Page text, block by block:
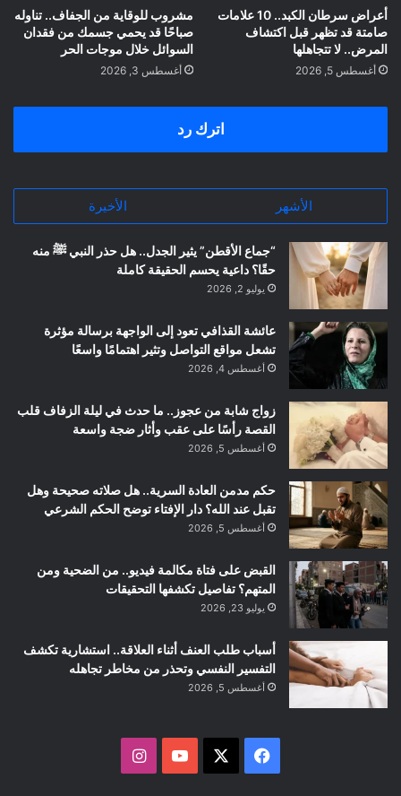
أعراض سرطان الكبد.. 10 علامات
صامتة قد تظهر قبل اكتشاف
المرض.. لا تتجاهلها
أغسطس 5, 2026
مشروب للوقاية من الجفاف.. تناوله
صباحًا قد يحمي جسمك من فقدان
السوائل خلال موجات الحر
أغسطس 3, 2026
اترك رد
الأشهر الأخيرة
“جماع الأقطن” يثير الجدل.. هل حذر النبي ﷺ منه
حقًا؟ داعية يحسم الحقيقة كاملة
يوليو 2, 2026
عائشة القذافي تعود إلى الواجهة برسالة مؤثرة
تشعل مواقع التواصل وتثير اهتمامًا واسعًا
أغسطس 4, 2026
زواج شابة من عجوز.. ما حدث في ليلة الزفاف قلب
القصة رأسًا على عقب وأثار ضجة واسعة
أغسطس 5, 2026
حكم مدمن العادة السرية.. هل صلاته صحيحة وهل
تقبل عند الله؟ دار الإفتاء توضح الحكم الشرعي
أغسطس 5, 2026
القبض على فتاة مكالمة فيديو.. من الضحية ومن
المتهم؟ تفاصيل تكشفها التحقيقات
يوليو 23, 2026
أسباب طلب العنف أثناء العلاقة.. استشارية تكشف
التفسير النفسي وتحذر من مخاطر تجاهله
أغسطس 5, 2026